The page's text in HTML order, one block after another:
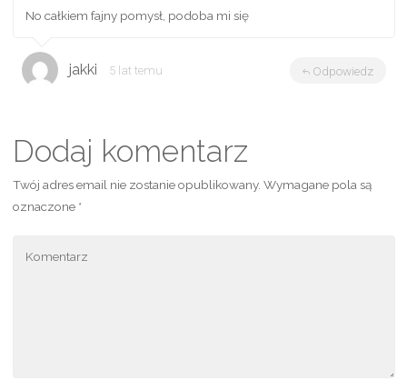
No całkiem fajny pomysł, podoba mi się
jakki 5 lat temu Odpowiedz
Dodaj komentarz
Twój adres email nie zostanie opublikowany. Wymagane pola są
oznaczone *